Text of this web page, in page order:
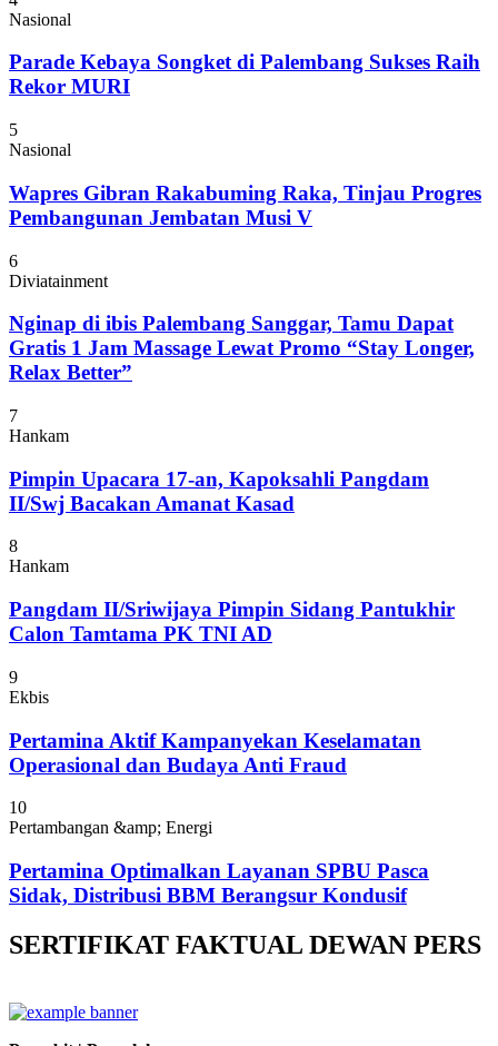
Nasional
Parade Kebaya Songket di Palembang Sukses Raih
Rekor MURI
5
Nasional
Wapres Gibran Rakabuming Raka, Tinjau Progres
Pembangunan Jembatan Musi V
6
Diviatainment
Nginap di ibis Palembang Sanggar, Tamu Dapat
Gratis 1 Jam Massage Lewat Promo “Stay Longer,
Relax Better”
7
Hankam
Pimpin Upacara 17-an, Kapoksahli Pangdam
II/Swj Bacakan Amanat Kasad
8
Hankam
Pangdam II/Sriwijaya Pimpin Sidang Pantukhir
Calon Tamtama PK TNI AD
9
Ekbis
Pertamina Aktif Kampanyekan Keselamatan
Operasional dan Budaya Anti Fraud
10
Pertambangan &amp; Energi
Pertamina Optimalkan Layanan SPBU Pasca
Sidak, Distribusi BBM Berangsur Kondusif
SERTIFIKAT FAKTUAL DEWAN PERS